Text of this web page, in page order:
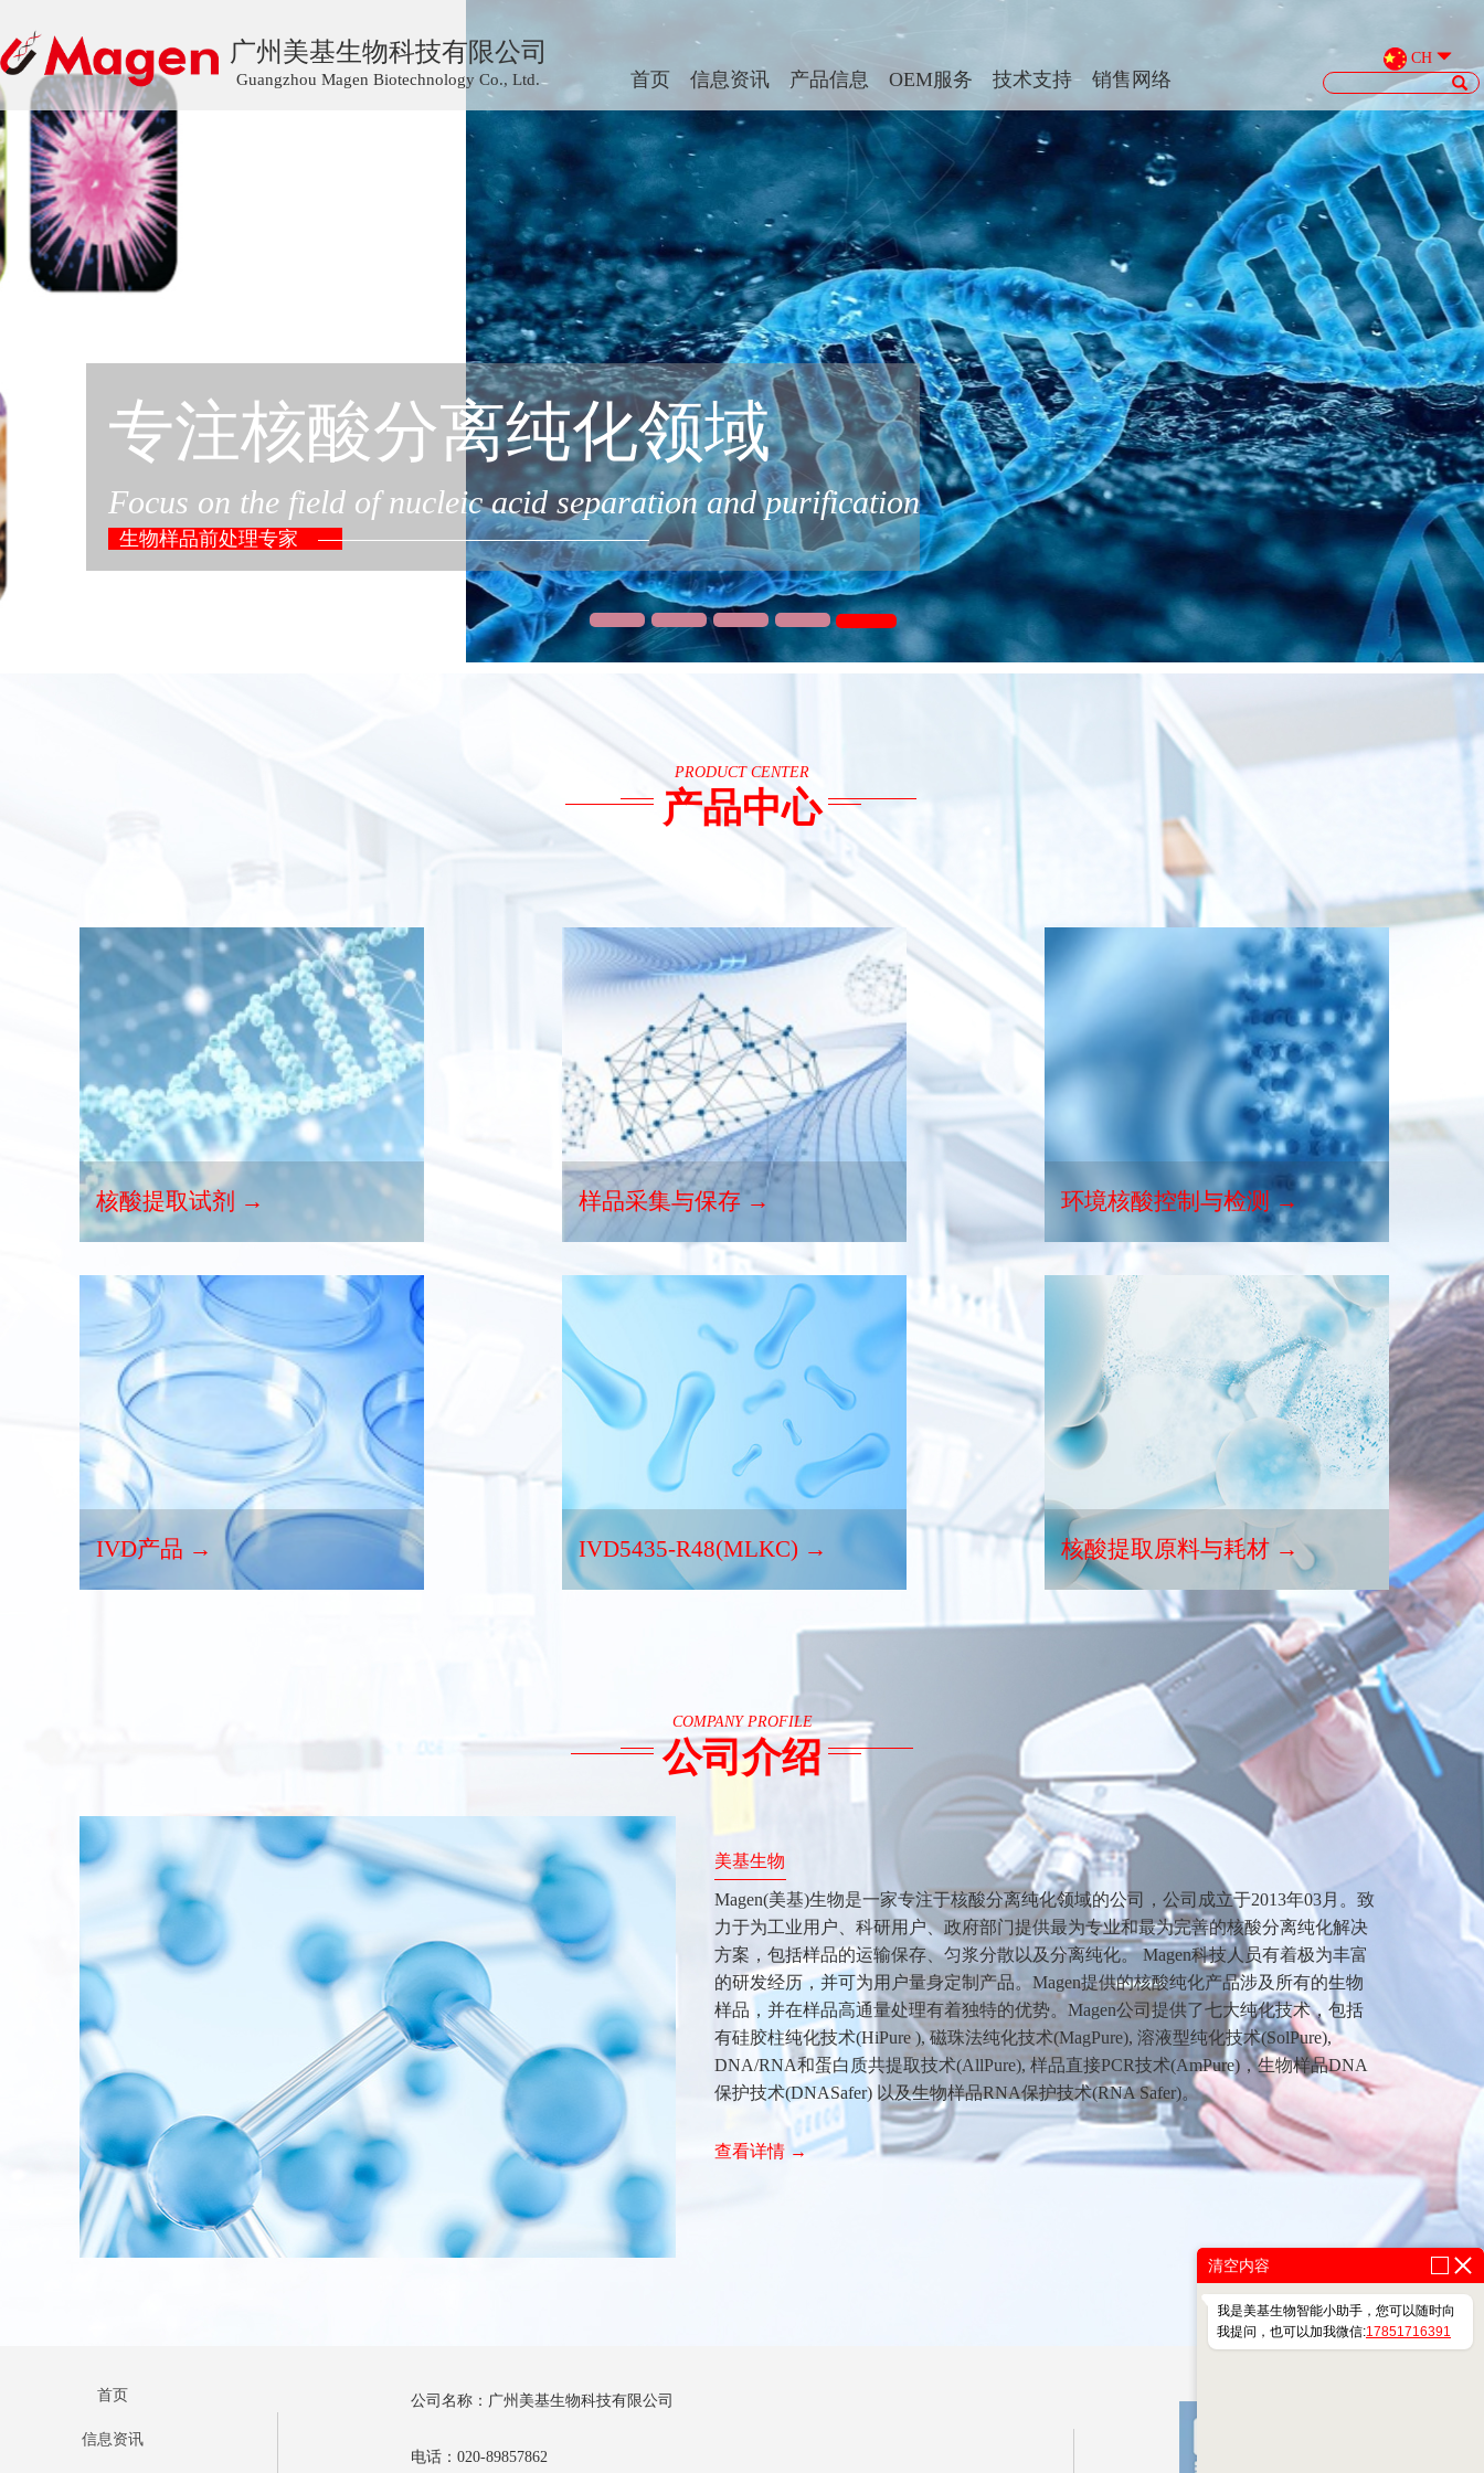
广州美基生物科技有限公司
Guangzhou Magen Biotechnology Co., Ltd.
CH
首页 信息资讯 产品信息 OEM服务 技术支持 销售网络
专注核酸分离纯化领域
Focus on the field of nucleic acid separation and purification
生物样品前处理专家
PRODUCT CENTER
产品中心
核酸提取试剂 → 样品采集与保存 → 环境核酸控制与检测 →
IVD产品 → IVD5435-R48(MLKC) → 核酸提取原料与耗材 →
COMPANY PROFILE
公司介绍
美基生物
Magen(美基)生物是一家专注于核酸分离纯化领域的公司，公司成立于2013年03月。致
力于为工业用户、科研用户、政府部门提供最为专业和最为完善的核酸分离纯化解决
方案，包括样品的运输保存、匀浆分散以及分离纯化。 Magen科技人员有着极为丰富
的研发经历，并可为用户量身定制产品。Magen提供的核酸纯化产品涉及所有的生物
样品，并在样品高通量处理有着独特的优势。Magen公司提供了七大纯化技术，包括
有硅胶柱纯化技术(HiPure ), 磁珠法纯化技术(MagPure), 溶液型纯化技术(SolPure),
DNA/RNA和蛋白质共提取技术(AllPure), 样品直接PCR技术(AmPure)，生物样品DNA
保护技术(DNASafer) 以及生物样品RNA保护技术(RNA Safer)。
查看详情 →
首页
信息资讯
公司名称：广州美基生物科技有限公司
电话：020-89857862
清空内容
我是美基生物智能小助手，您可以随时向
我提问，也可以加我微信:17851716391